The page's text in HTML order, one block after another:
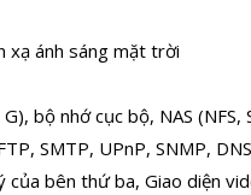
xạ ánh sáng mặt trời
bộ nhớ cục bộ, NAS
SMTP, UPnP, SNMP,
của bên thứ ba, Giao diện